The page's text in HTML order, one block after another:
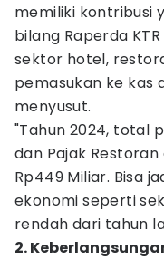
memiliki kontribusi
bilang Raperda
sektor hotel,
pemasukan ke kas
menyusut.
"Tahun 2024, total
dan Pajak
Rp449 Miliar. Bisa
ekonomi seperti
rendah dari tahun
2.